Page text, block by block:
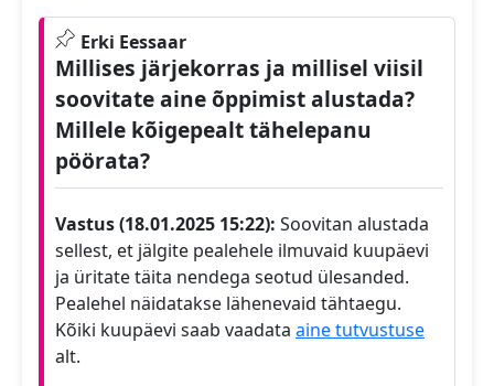
Erki Eessaar
Millises järjekorras ja millisel viisil
soovitate aine õppimist alustada?
Millele kõigepealt tähelepanu
pöörata?
Vastus (18.01.2025 15:22): Soovitan alustada
sellest, et jälgite pealehele ilmuvaid kuupäevi
ja üritate täita nendega seotud ülesanded.
Pealehel näidatakse lähenevaid tähtaegu.
Kõiki kuupäevi saab vaadata aine tutvustuse
alt.